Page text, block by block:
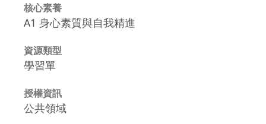
核心素養
A1 身心素質與自我精進
資源類型
學習單
授權資訊
公共領域